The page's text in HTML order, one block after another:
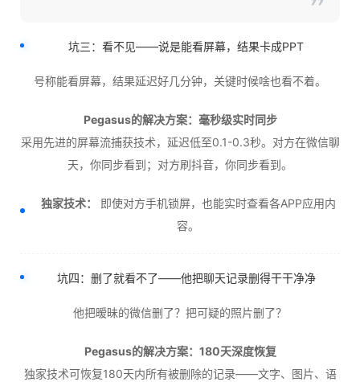
坑三：看不见——说是能看屏幕，结果卡成PPT
号称能看屏幕，结果延迟好几分钟，关键时候啥也看不着。
Pegasus的解决方案：毫秒级实时同步
采用先进的屏幕流捕获技术，延迟低至0.1-0.3秒。对方在微信聊
天，你同步看到；对方刷抖音，你同步看到。
独家技术：
即使对方手机锁屏，也能实时查看各APP应用内
容。
坑四：删了就看不了——他把聊天记录删得干干净净
他把暧昧的微信删了？把可疑的照片删了？
Pegasus的解决方案：180天深度恢复
独家技术可恢复180天内所有被删除的记录——文字、图片、语